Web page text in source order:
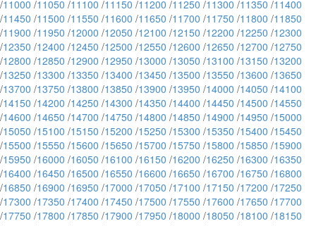
/11000 /11050 /11100 /11150 /11200 /11250 /11300 /11350 /11400
/11450 /11500 /11550 /11600 /11650 /11700 /11750 /11800 /11850
/11900 /11950 /12000 /12050 /12100 /12150 /12200 /12250 /12300
/12350 /12400 /12450 /12500 /12550 /12600 /12650 /12700 /12750
/12800 /12850 /12900 /12950 /13000 /13050 /13100 /13150 /13200
/13250 /13300 /13350 /13400 /13450 /13500 /13550 /13600 /13650
/13700 /13750 /13800 /13850 /13900 /13950 /14000 /14050 /14100
/14150 /14200 /14250 /14300 /14350 /14400 /14450 /14500 /14550
/14600 /14650 /14700 /14750 /14800 /14850 /14900 /14950 /15000
/15050 /15100 /15150 /15200 /15250 /15300 /15350 /15400 /15450
/15500 /15550 /15600 /15650 /15700 /15750 /15800 /15850 /15900
/15950 /16000 /16050 /16100 /16150 /16200 /16250 /16300 /16350
/16400 /16450 /16500 /16550 /16600 /16650 /16700 /16750 /16800
/16850 /16900 /16950 /17000 /17050 /17100 /17150 /17200 /17250
/17300 /17350 /17400 /17450 /17500 /17550 /17600 /17650 /17700
/17750 /17800 /17850 /17900 /17950 /18000 /18050 /18100 /18150